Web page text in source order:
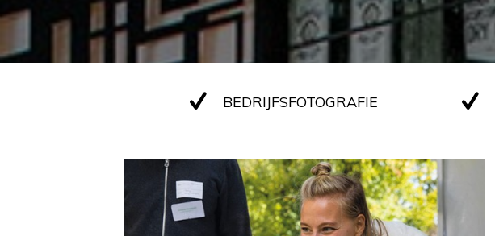
BEDRIJFSFOTOGRAFIE